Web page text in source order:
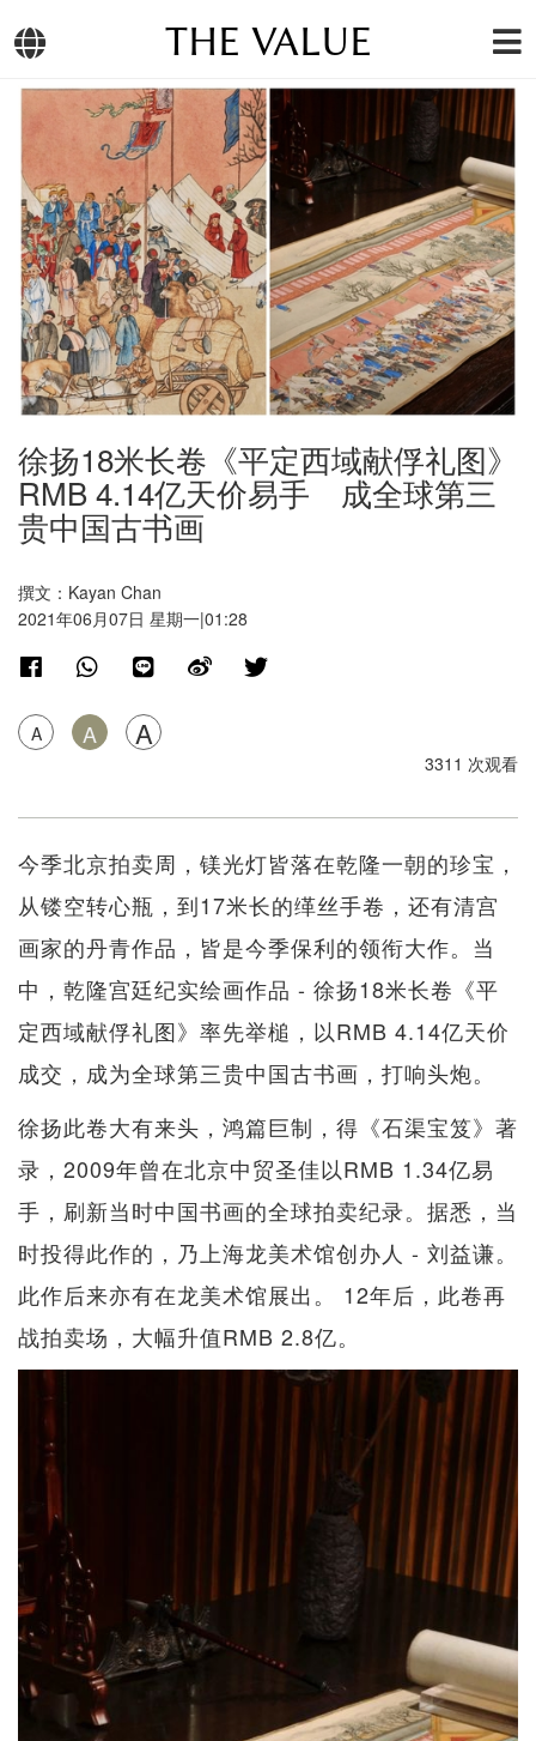
THE VALUE
徐扬18米长卷《平定西域献俘礼图》
RMB 4.14亿天价易手 成全球第三
贵中国古书画
撰文：Kayan Chan
2021年06月07日 星期一|01:28
A A A
3311 次观看
今季北京拍卖周，镁光灯皆落在乾隆一朝的珍宝，
从镂空转心瓶，到17米长的缂丝手卷，还有清宫
画家的丹青作品，皆是今季保利的领衔大作。当
中，乾隆宫廷纪实绘画作品 - 徐扬18米长卷《平
定西域献俘礼图》率先举槌，以RMB 4.14亿天价
成交，成为全球第三贵中国古书画，打响头炮。
徐扬此卷大有来头，鸿篇巨制，得《石渠宝笈》著
录，2009年曾在北京中贸圣佳以RMB 1.34亿易
手，刷新当时中国书画的全球拍卖纪录。据悉，当
时投得此作的，乃上海龙美术馆创办人 - 刘益谦。
此作后来亦有在龙美术馆展出。 12年后，此卷再
战拍卖场，大幅升值RMB 2.8亿。